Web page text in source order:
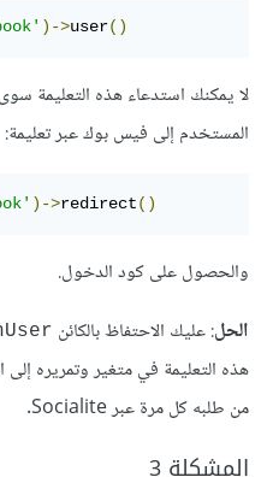
)->user()
لا يمكنك استدعاء هذه التعليمة
المستخدم إلى فيس بوك عبر تعليمة:
)->redirect()
والحصول على كود الدخول.
الحل: عليك الاحتفاظ بالكائن
هذه التعليمة في متغير وتمريره
من طلبه كل مرة عبر Socialite.
المشكلة 3